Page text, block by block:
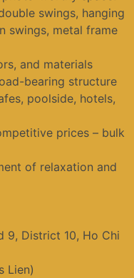
swings, hanging
swings, metal frame
and materials
bearing structure
poolside, hotels,
prices – bulk
of relaxation and
9, District 10, Ho Chi
Lien)